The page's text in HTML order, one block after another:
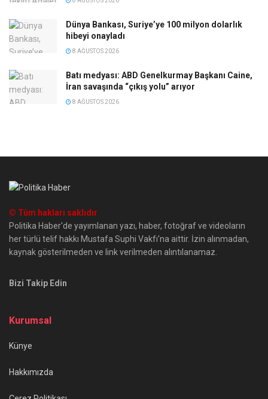
Dünya Bankası, Suriye’ye 100 milyon dolarlık
hibeyi onayladı
8 AĞUSTOS 2026
Batı medyası: ABD Genelkurmay Başkanı Caine,
İran savaşında “çıkış yolu” arıyor
8 AĞUSTOS 2026
© Tüm hakları saklıdır
Politika Haber'de yayımlanan yazı, haber, fotoğraf ve videoların
her türlü telif hakkı Mustafa Suphi Vakfı'na aittir. İzin alınmadan,
kaynak gösterilmeden ve link verilmeden alıntılanamaz.
Bizi Takip Edin
Kurumsal
Künye
Hakkımızda